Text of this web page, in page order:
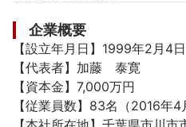
企業概要
【設立年月日】1999年2月4日
【代表者】加藤　泰寛
【資本金】7,000万円
【従業員数】83名（2016年4